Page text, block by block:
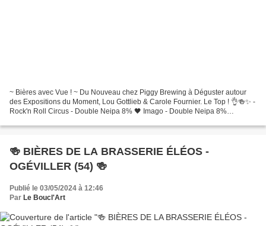
~ Bières avec Vue ! ~ Du Nouveau chez Piggy Brewing à Déguster autour
des Expositions du Moment, Lou Gottlieb & Carole Fournier. Le Top ! 👌🍻✨️ -
Rock'n Roll Circus - Double Neipa 8% 🖤 Imago - Double Neipa 8%
🍻 BIÈRES DE LA BRASSERIE ÉLÉOS -
OGÉVILLER (54) 🍻
Publié le 03/05/2024 à 12:46
Par Le Boucl'Art